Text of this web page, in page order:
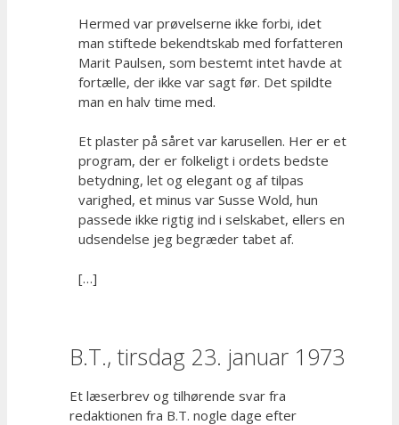
Hermed var prøvelserne ikke forbi, idet
man stiftede bekendtskab med forfatteren
Marit Paulsen, som bestemt intet havde at
fortælle, der ikke var sagt før. Det spildte
man en halv time med.
Et plaster på såret var karusellen. Her er et
program, der er folkeligt i ordets bedste
betydning, let og elegant og af tilpas
varighed, et minus var Susse Wold, hun
passede ikke rigtig ind i selskabet, ellers en
udsendelse jeg begræder tabet af.
[…]
B.T., tirsdag 23. januar 1973
Et læserbrev og tilhørende svar fra
redaktionen fra B.T. nogle dage efter